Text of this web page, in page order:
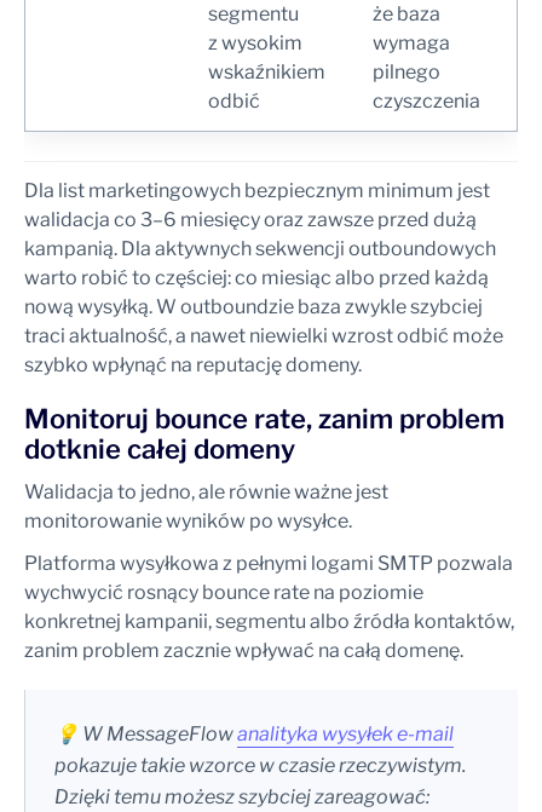
segmentu
z wysokim
wskaźnikiem
odbić
że baza
wymaga
pilnego
czyszczenia
Dla list marketingowych bezpiecznym minimum jest
walidacja co 3–6 miesięcy oraz zawsze przed dużą
kampanią. Dla aktywnych sekwencji outboundowych
warto robić to częściej: co miesiąc albo przed każdą
nową wysyłką. W outboundzie baza zwykle szybciej
traci aktualność, a nawet niewielki wzrost odbić może
szybko wpłynąć na reputację domeny.
Monitoruj bounce rate, zanim problem
dotknie całej domeny
Walidacja to jedno, ale równie ważne jest
monitorowanie wyników po wysyłce.
Platforma wysyłkowa z pełnymi logami SMTP pozwala
wychwycić rosnący bounce rate na poziomie
konkretnej kampanii, segmentu albo źródła kontaktów,
zanim problem zacznie wpływać na całą domenę.
💡 W MessageFlowanalityka wysyłek e-mail
pokazuje takie wzorce w czasie rzeczywistym.
Dzięki temu możesz szybciej zareagować: